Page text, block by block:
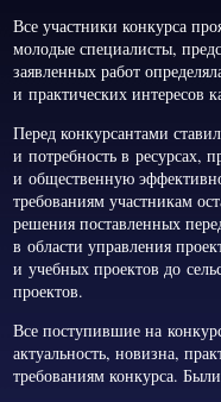
Все участники конкурса
молодые специалисты,
заявленных работ
и практических интересов
Перед конкурсантами
и потребность в ресурсах,
и общественную
требованиям участникам
решения поставленных
в области управления
и учебных проектов до
проектов.
Все поступившие на
актуальность, новизна,
требованиям конкурса.